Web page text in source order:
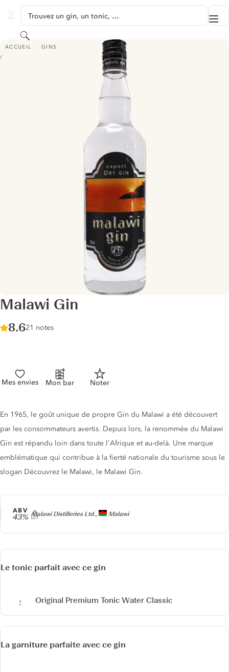
GINVENTORY
Trouvez un gin, un tonic, …
Rechercher
ACCUEIL GINS
MALAWI GIN
Malawi Gin
Score :
8.6/ 10
21 notes
Mes envies Mon bar Noter
Producteur
Malawi Distilleries Ltd., Malawi
ABV
43%
Description du gin
En 1965, le goût unique de propre Gin du Malawi a été découvert
par les consommateurs avertis. Depuis lors, la renommée du Malawi
Gin est répandu loin dans toute l'Afrique et au-delà. Une marque
emblématique qui contribue à la fierté nationale du tourisme sous le
slogan Découvrez le Malawi, le Malawi Gin.
Le tonic parfait avec ce gin
Original Premium Tonic Water Classic
La garniture parfaite avec ce gin